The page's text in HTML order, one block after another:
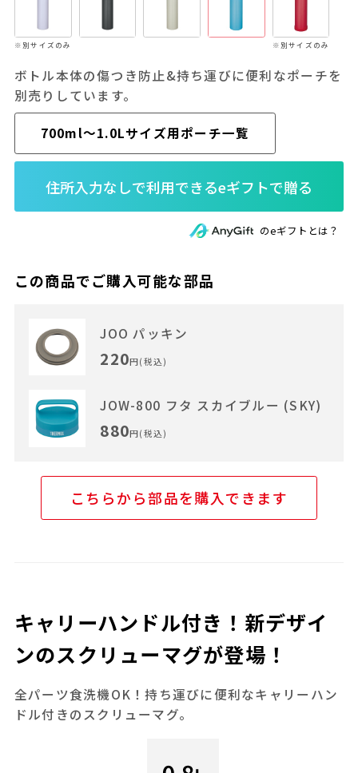
※別サイズのみ ※別サイズのみ
ボトル本体の傷つき防止&持ち運びに便利なポーチを
別売りしています。
700ml～1.0Lサイズ用ポーチ一覧
のeギフトとは？
この商品でご購入可能な部品
JOO パッキン
220円(税込)
JOW-800 フタ スカイブルー (SKY)
880円(税込)
こちらから部品を購入できます
キャリーハンドル付き！新デザイ
ンのスクリューマグが登場！
全パーツ食洗機OK！持ち運びに便利なキャリーハン
ドル付きのスクリューマグ。